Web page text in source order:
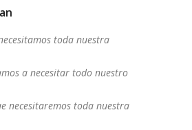
toda nuestra
a necesitar todo nuestro
necesitaremos toda nuestra